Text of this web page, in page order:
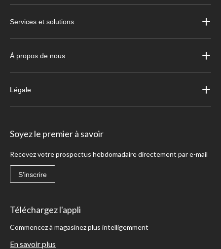
Services et solutions
À propos de nous
Légale
Soyez le premier à savoir
Recevez votre prospectus hebdomadaire directement par e-mail
S'inscrire
Téléchargez l'appli
Commencez à magasinez plus intelligemment
En savoir plus